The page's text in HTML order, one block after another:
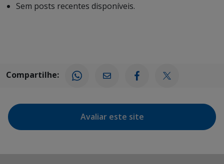
Sem posts recentes disponíveis.
Compartilhe:
Avaliar este site